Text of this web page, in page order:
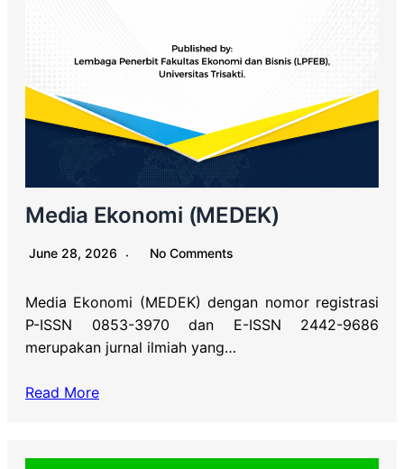
Media Ekonomi (MEDEK)
June 28, 2026 No Comments
Media Ekonomi (MEDEK) dengan nomor registrasi
P-ISSN 0853-3970 dan E-ISSN 2442-9686
merupakan jurnal ilmiah yang…
Read More